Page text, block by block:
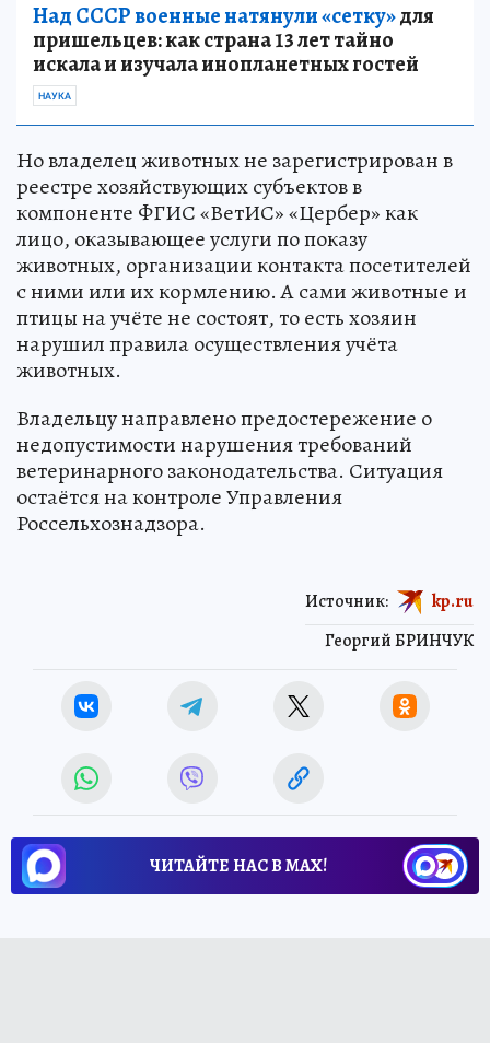
Над СССР военные натянули «сетку»для
пришельцев: как страна 13 лет тайно
искала и изучала инопланетных гостей
НАУКА
Но владелец животных не зарегистрирован в
реестре хозяйствующих субъектов в
компоненте ФГИС «ВетИС» «Цербер» как
лицо, оказывающее услуги по показу
животных, организации контакта посетителей
с ними или их кормлению. А сами животные и
птицы на учёте не состоят, то есть хозяин
нарушил правила осуществления учёта
животных.
Владельцу направлено предостережение о
недопустимости нарушения требований
ветеринарного законодательства. Ситуация
остаётся на контроле Управления
Россельхознадзора.
Георгий БРИНЧУК
Источник: kp.ru
ЧИТАЙТЕ НАС В МАХ!